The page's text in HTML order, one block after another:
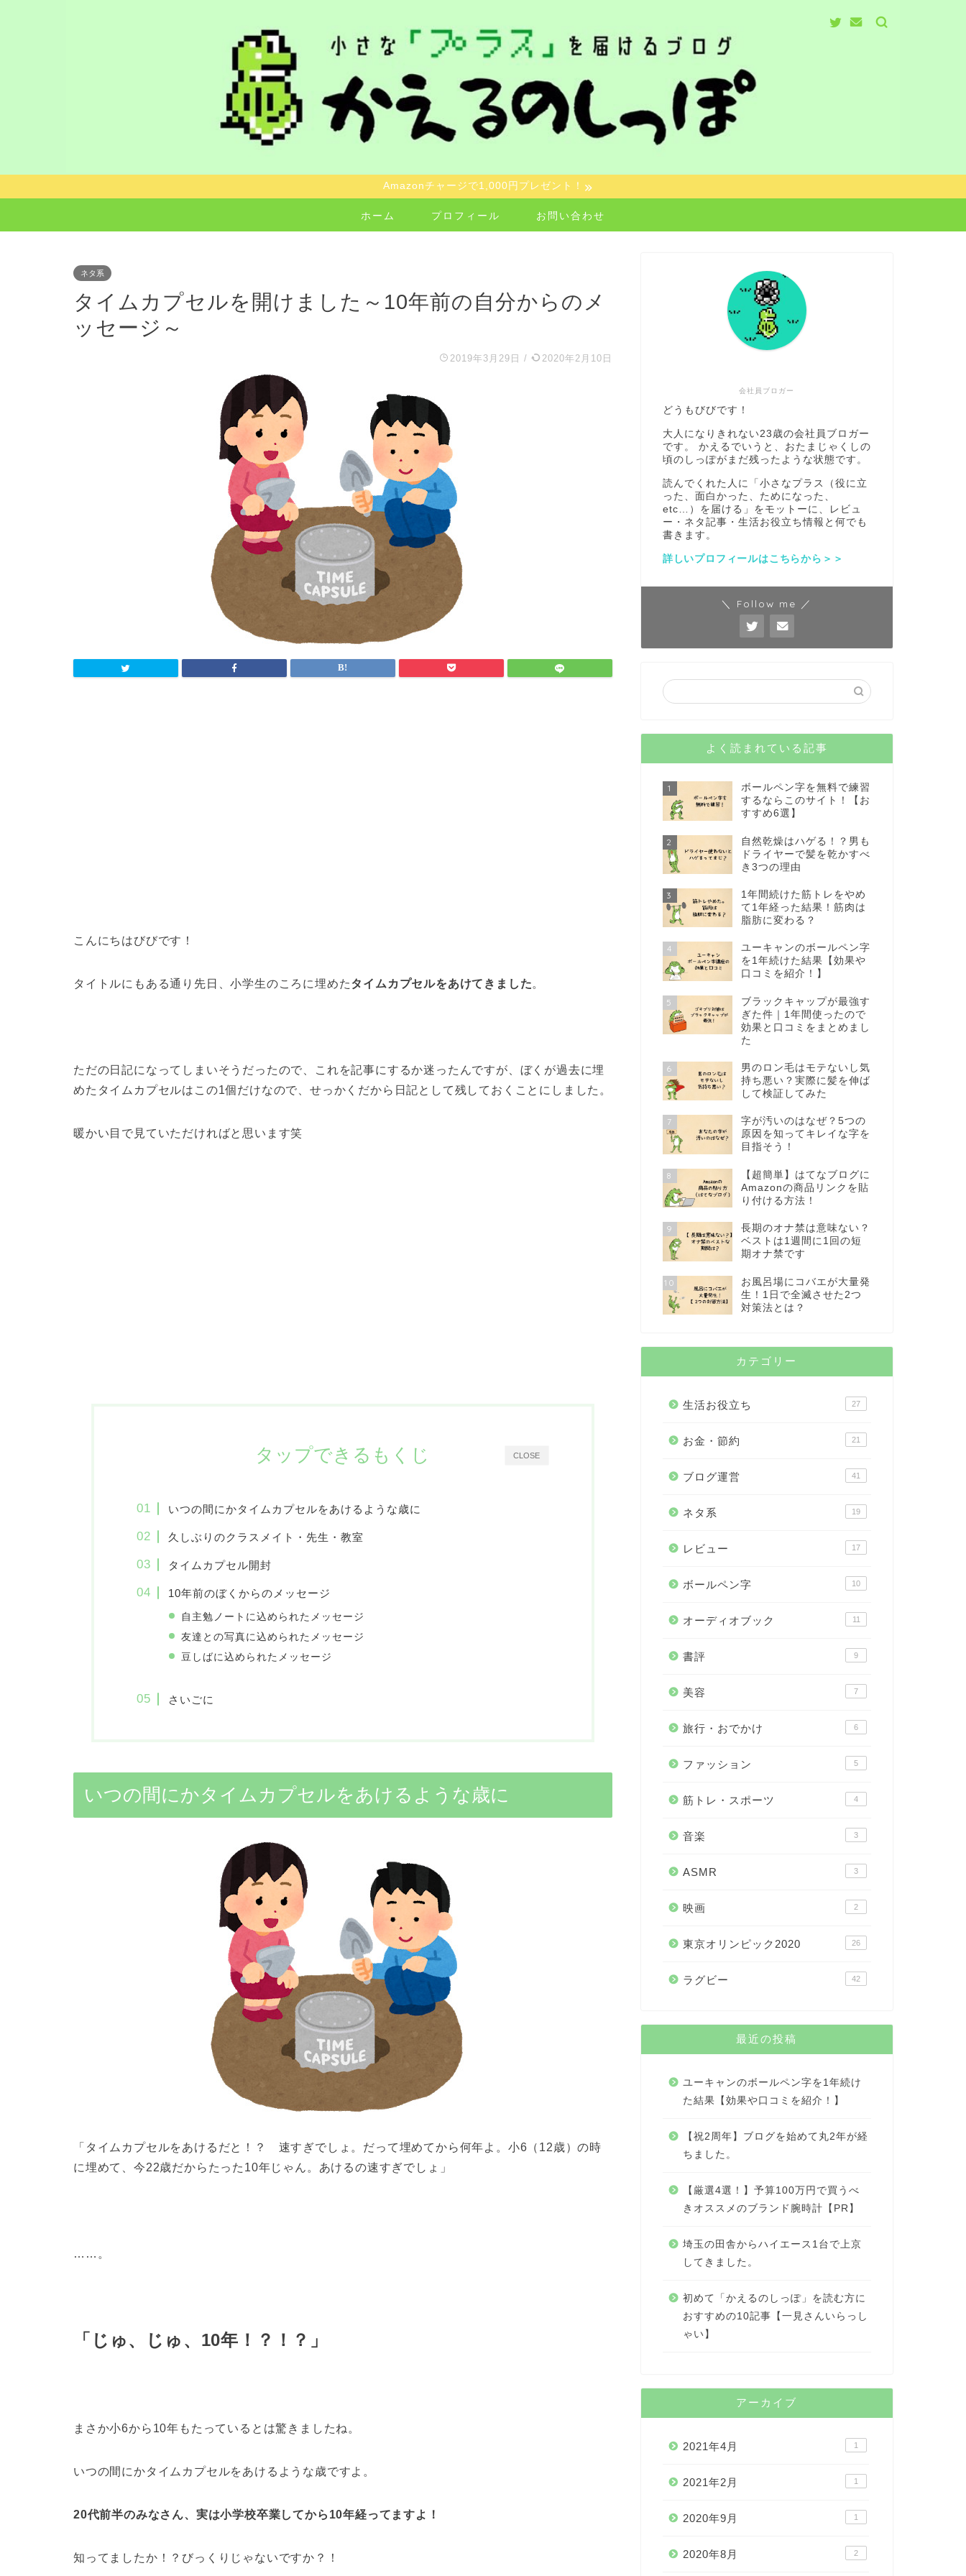
Amazonチャージで1,000円プレゼント！
ホーム プロフィール お問い合わせ
ネタ系
タイムカプセルを開けました～10年前の自分からのメ
ッセージ～
2019年3月29日 / 2020年2月10日
こんにちはびびです！
タイトルにもある通り先日、小学生のころに埋めたタイムカプセルをあけてきました。
ただの日記になってしまいそうだったので、これを記事にするか迷ったんですが、ぼくが過去に埋
めたタイムカプセルはこの1個だけなので、せっかくだから日記として残しておくことにしました。
暖かい目で見ていただければと思います笑
CLOSE
タップできるもくじ
いつの間にかタイムカプセルをあけるような歳に
久しぶりのクラスメイト・先生・教室
タイムカプセル開封
10年前のぼくからのメッセージ
自主勉ノートに込められたメッセージ
友達との写真に込められたメッセージ
豆しばに込められたメッセージ
さいごに
いつの間にかタイムカプセルをあけるような歳に
「タイムカプセルをあけるだと！？ 速すぎでしょ。だって埋めてから何年よ。小6（12歳）の時
に埋めて、今22歳だからたった10年じゃん。あけるの速すぎでしょ」
……。
「じゅ、じゅ、10年！？！？」
まさか小6から10年もたっているとは驚きましたね。
いつの間にかタイムカプセルをあけるような歳ですよ。
20代前半のみなさん、実は小学校卒業してから10年経ってますよ！
知ってましたか！？びっくりじゃないですか？！
会社員ブロガー
どうもびびです！
大人になりきれない23歳の会社員ブロガー
です。 かえるでいうと、おたまじゃくしの
頃のしっぽがまだ残ったような状態です。
読んでくれた人に「小さなプラス（役に立
った、面白かった、ためになった、
etc…）を届ける」をモットーに、レビュ
ー・ネタ記事・生活お役立ち情報と何でも
書きます。
詳しいプロフィールはこちらから＞＞
＼ Follow me ／
よく読まれている記事
1
ボールペン字を無料で練習
するならこのサイト！【お
すすめ6選】
2
自然乾燥はハゲる！？男も
ドライヤーで髪を乾かすべ
き3つの理由
3
1年間続けた筋トレをやめ
て1年経った結果！筋肉は
脂肪に変わる？
4
ユーキャンのボールペン字
を1年続けた結果【効果や
口コミを紹介！】
5
ブラックキャップが最強す
ぎた件｜1年間使ったので
効果と口コミをまとめまし
た
6
男のロン毛はモテないし気
持ち悪い？実際に髪を伸ば
して検証してみた
7
字が汚いのはなぜ？5つの
原因を知ってキレイな字を
目指そう！
8
【超簡単】はてなブログに
Amazonの商品リンクを貼
り付ける方法！
9
長期のオナ禁は意味ない？
ベストは1週間に1回の短
期オナ禁です
10
お風呂場にコバエが大量発
生！1日で全滅させた2つ
対策法とは？
カテゴリー
生活お役立ち 27
お金・節約 21
ブログ運営 41
ネタ系 19
レビュー 17
ボールペン字 10
オーディオブック 11
書評 9
美容 7
旅行・おでかけ 6
ファッション 5
筋トレ・スポーツ 4
音楽 3
ASMR 3
映画 2
東京オリンピック2020 26
ラグビー 42
最近の投稿
ユーキャンのボールペン字を1年続け
た結果【効果や口コミを紹介！】
【祝2周年】ブログを始めて丸2年が経
ちました。
【厳選4選！】予算100万円で買うべ
きオススメのブランド腕時計【PR】
埼玉の田舎からハイエース1台で上京
してきました。
初めて「かえるのしっぽ」を読む方に
おすすめの10記事【一見さんいらっし
ゃい】
アーカイブ
2021年4月 1
2021年2月 1
2020年9月 1
2020年8月 2